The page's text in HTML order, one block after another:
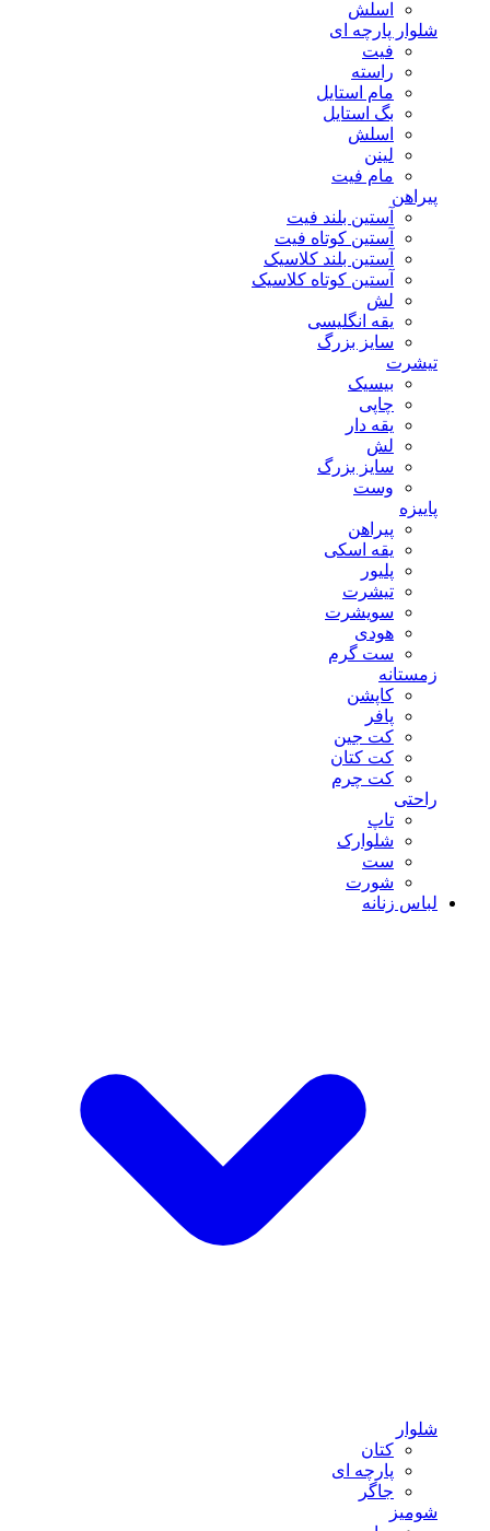
اسلش
شلوار پارچه ای
فیت
راسته
مام استایل
بگ استایل
اسلش
لینن
مام فیت
پیراهن
آستین بلند فیت
آستین کوتاه فیت
آستین بلند کلاسیک
آستین کوتاه کلاسیک
لش
یقه انگلیسی
سایز بزرگ
تیشرت
بیسیک
چاپی
یقه دار
لش
سایز بزرگ
وست
پاییزه
پیراهن
یقه اسکی
پلیور
تیشرت
سویشرت
هودی
ست گرم
زمستانه
کاپشن
پافر
کت جین
کت کتان
کت چرم
راحتی
تاپ
شلوارک
ست
شورت
لباس زنانه
شلوار
کتان
پارچه ای
جاگر
شومیز